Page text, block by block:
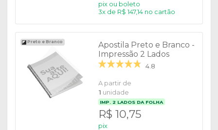
pix ou boleto
3x de R$ 147,14 no cartão
Preto e Branco
Apostila Preto e Branco -
Impressão 2 Lados
4.8
A partir de
1 unidade
IMP. 2 LADOS DA FOLHA
R$ 10,75
pix